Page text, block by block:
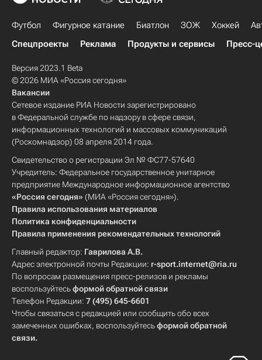
Футбол Фигурное катание Биатлон ЗОЖ Хоккей
Спецпроекты
Реклама Продукты и сервисы Пресс-
Версия 2023.1 Beta
© 2026 МИА «Россия сегодня»
Вакансии
Сетевое издание РИА Новости зарегистрировано
в Федеральной службе по надзору в сфере связи,
информационных технологий и массовых коммуникаций
(Роскомнадзор) 08 апреля 2014 года.
Свидетельство о регистрации Эл № ФС77-57640
Учредитель: Федеральное государственное унитарное
предприятие Международное информационное агентство
«Россия сегодня» (МИА «Россия сегодня»).
Правила использования материалов
Политика конфиденциальности
Правила применения рекомендательных технологий
Главный редактор: Гаврилова А.В.
Адрес электронной почты Редакции: r-sport.internet@ria.ru
По вопросам размещения пресс-релизов и рекламы
воспользуйтесьформой обратной связи
Телефон Редакции: 7 (495) 645-6601
Чтобы связаться с редакцией или сообщить обо всех
замеченных ошибках, воспользуйтесьформой обратной
связи.